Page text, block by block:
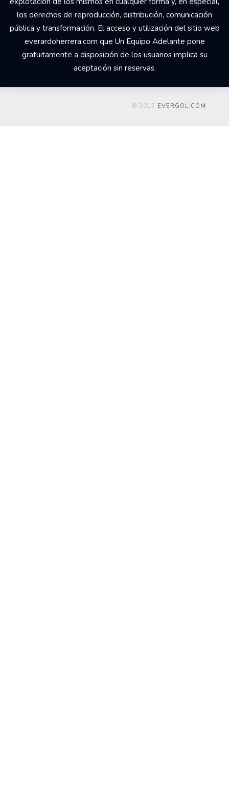
los derechos de reproducción, distribución, comunicación
pública y transformación. El acceso y utilización del sitio web
everardoherrera.com que Un Equipo Adelante pone
gratuitamente a disposición de los usuarios implica su
aceptación sin reservas.
© 2017 EVERGOL.COM